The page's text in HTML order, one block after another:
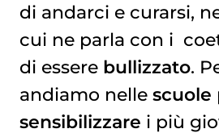
di andarci e curarsi,
cui ne parla con i
di essere bullizzato.
andiamo nelle scuole
sensibilizzare i più